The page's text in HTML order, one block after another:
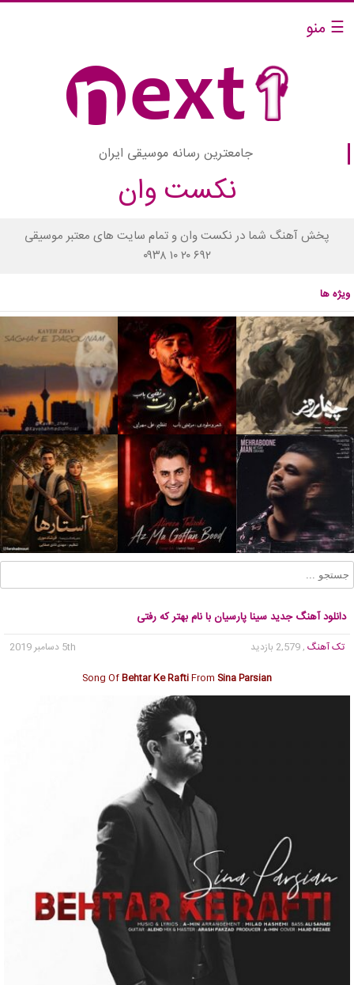
☰ منو
جامعترین رسانه موسیقی ایران
نکست وان
پخش آهنگ شما در نکست وان و تمام سایت های معتبر موسیقی
۰۹۳۸ ۱۰ ۲۰ ۶۹۲
ویژه ها
دانلود آهنگ جدید سینا پارسیان با نام بهتر که رفتی
تک آهنگ , 2,579 بازدید
5th دسامبر 2019
Song OfBehtar Ke RaftiFrom Sina Parsian